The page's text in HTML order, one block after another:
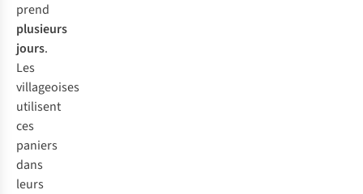
prend
plusieurs
jours.
Les
villageoises
utilisent
ces
paniers
dans
leurs